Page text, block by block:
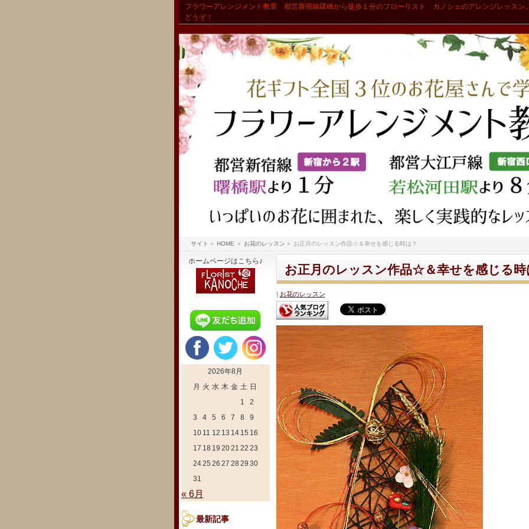
フラワーアレンジメント教室 都営新宿線曙橋から徒歩１分のフローリスト カノシェのアレンジレッスン
どうぞ！
サイト » HOME » お花のレッスン » お正月のレッスン作品☆＆幸せを感じる時は？
お正月のレッスン作品☆＆幸せを感じる時
お花のレッスン
ホームページはこちら♪
2026年8月
月 火 水 木 金 土 日
1
2
3
4 5 6 7 8
9
10 11 12 13 14 15 16
17 18 19 2021 22 23
2425 26 27 28 29 30
31
« 6月
最新記事